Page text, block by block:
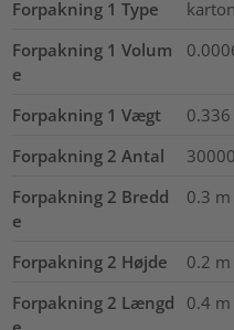
Forpakning 1 Type
karton
Forpakning 1 Volum
e
Forpakning 1 Vægt 0.336
Forpakning 2 Antal
30000
Forpakning 2 Bredd
e
0.3 m
Forpakning 2 Højde 0.2 m
Forpakning 2 Længd
0.4 m